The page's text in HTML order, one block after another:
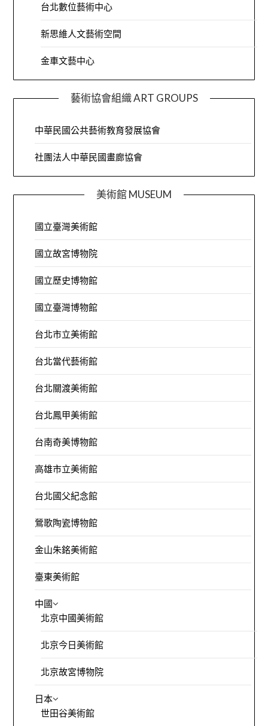
台北數位藝術中心
新思維人文藝術空間
金車文藝中心
藝術協會組織 ART GROUPS
中華民國公共藝術教育發展協會
社團法人中華民國畫廊協會
美術館 MUSEUM
國立臺灣美術館
國立故宮博物院
國立歷史博物館
國立臺灣博物館
台北市立美術館
台北當代藝術館
台北關渡美術館
台北鳳甲美術館
台南奇美博物館
高雄市立美術館
台北國父紀念館
鶯歌陶瓷博物館
金山朱銘美術館
臺東美術館
中國
北京中國美術館
北京今日美術館
北京故宮博物院
日本
世田谷美術館